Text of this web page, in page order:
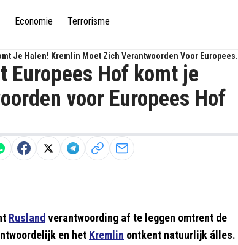
Economie Terrorisme
Je Halen! Kremlin Moet Zich Verantwoorden Voor Europees
Europees Hof komt je
voor Europees Hof
Rusland verantwoording af te leggen omtrent de
en het Kremlin ontkent natuurlijk álles.